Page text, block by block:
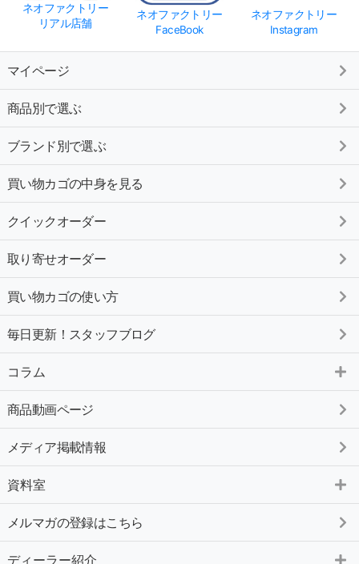
ネオファクトリー
リアル店舗
ネオファクトリー
FaceBook
ネオファクトリー
Instagram
マイページ
商品別で選ぶ
ブランド別で選ぶ
買い物カゴの中身を見る
クイックオーダー
取り寄せオーダー
買い物カゴの使い方
毎日更新！スタッフブログ
コラム
商品動画ページ
メディア掲載情報
資料室
メルマガの登録はこちら
ディーラー紹介